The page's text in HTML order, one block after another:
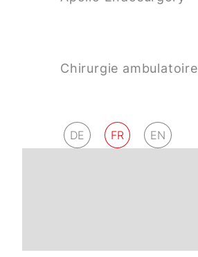
Chirurgie ambulatoire
DE FR EN